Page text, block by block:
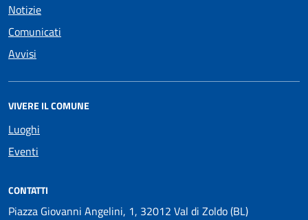
Notizie
Comunicati
Avvisi
VIVERE IL COMUNE
Luoghi
Eventi
CONTATTI
Piazza Giovanni Angelini, 1, 32012 Val di Zoldo (BL)